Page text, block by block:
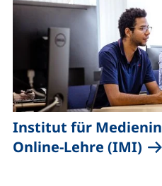
Institut für
Online-Lehre (IMI)